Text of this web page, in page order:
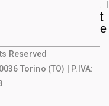
l
e
t
Reserved
Torino (TO) | P.IVA: